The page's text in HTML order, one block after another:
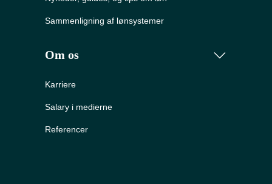
Sammenligning af lønsystemer
Om os
Karriere
Salary i medierne
Referencer